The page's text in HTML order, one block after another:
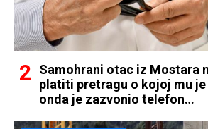
Samohrani otac iz Mostara
platiti pretragu o kojoj mu
onda je zazvonio telefon…